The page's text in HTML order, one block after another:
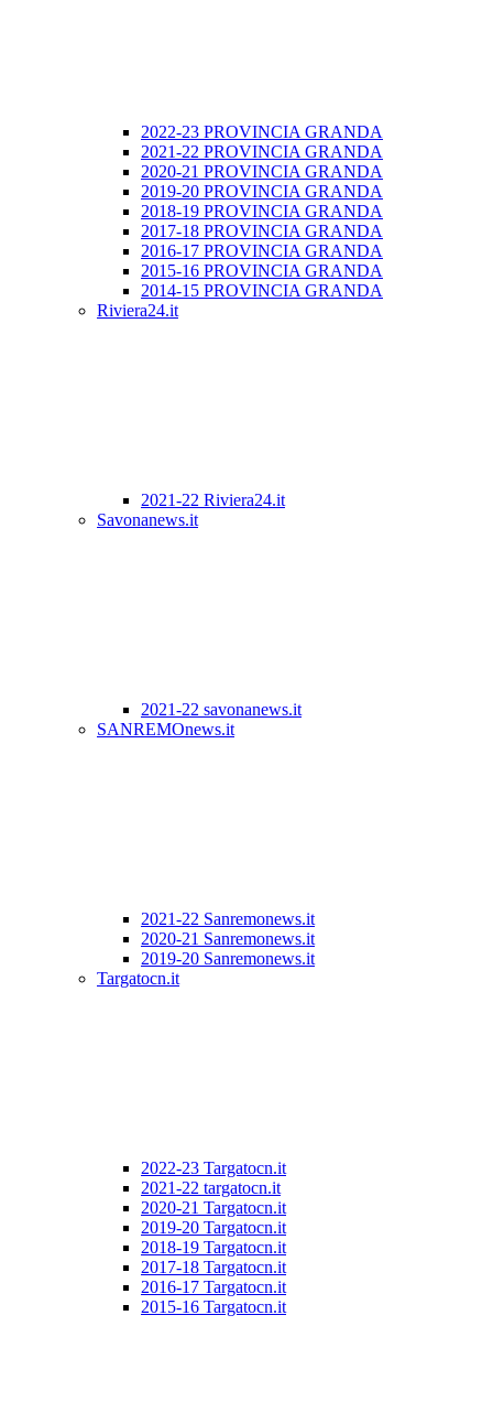
2022-23 PROVINCIA GRANDA
2021-22 PROVINCIA GRANDA
2020-21 PROVINCIA GRANDA
2019-20 PROVINCIA GRANDA
2018-19 PROVINCIA GRANDA
2017-18 PROVINCIA GRANDA
2016-17 PROVINCIA GRANDA
2015-16 PROVINCIA GRANDA
2014-15 PROVINCIA GRANDA
Riviera24.it
2021-22 Riviera24.it
Savonanews.it
2021-22 savonanews.it
SANREMOnews.it
2021-22 Sanremonews.it
2020-21 Sanremonews.it
2019-20 Sanremonews.it
Targatocn.it
2022-23 Targatocn.it
2021-22 targatocn.it
2020-21 Targatocn.it
2019-20 Targatocn.it
2018-19 Targatocn.it
2017-18 Targatocn.it
2016-17 Targatocn.it
2015-16 Targatocn.it